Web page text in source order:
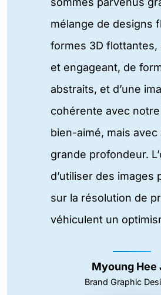
mélange de designs
formes 3D flottantes,
et engageant, de
abstraits, et d’une
cohérente avec
bien-aimé, mais avec
grande profondeur.
d’utiliser des images
sur la résolution de
véhiculent un
Myoung Hee
Brand Graphic